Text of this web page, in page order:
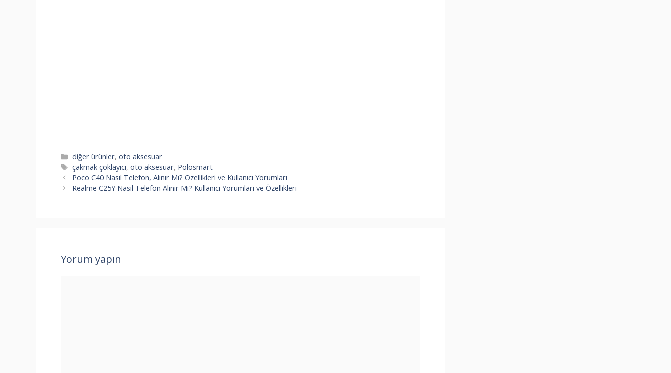
Kategoriler
diğer ürünler,oto aksesuar
Etiketler
çakmak çoklayıcı,oto aksesuar, Polosmart
Poco C40 Nasıl Telefon, Alınır Mı? Özellikleri ve Kullanıcı Yorumları
Realme C25Y Nasıl Telefon Alınır Mı? Kullanıcı Yorumları ve Özellikleri
Yorum yapın